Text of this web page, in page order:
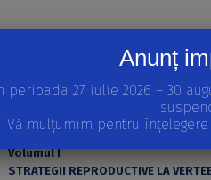
REPRODUCEREA ȘI DEZVOLTAREA
Volumul I
STRATEGII REPRODUCTIVE LA
Anunț
perioada 27 iulie 2026 – 30
Vă mulțumim pentru